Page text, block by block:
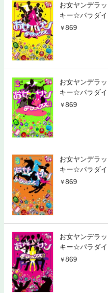
お女ヤンデラ
キー☆パラダイ
869
お女ヤンデラ
キー☆パラダイ
869
お女ヤンデラ
キー☆パラダイ
869
お女ヤンデラ
キー☆パラダイ
869